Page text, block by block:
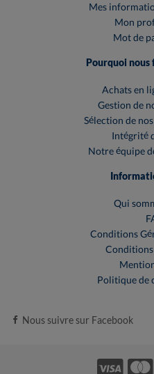
Mes
Mon
Mot de
Pourquoi nous
Achats en
Gestion de
Sélection de
Intégrité
Notre équipe
Qui
Conditions
Politique de
Nous suivre sur Facebook